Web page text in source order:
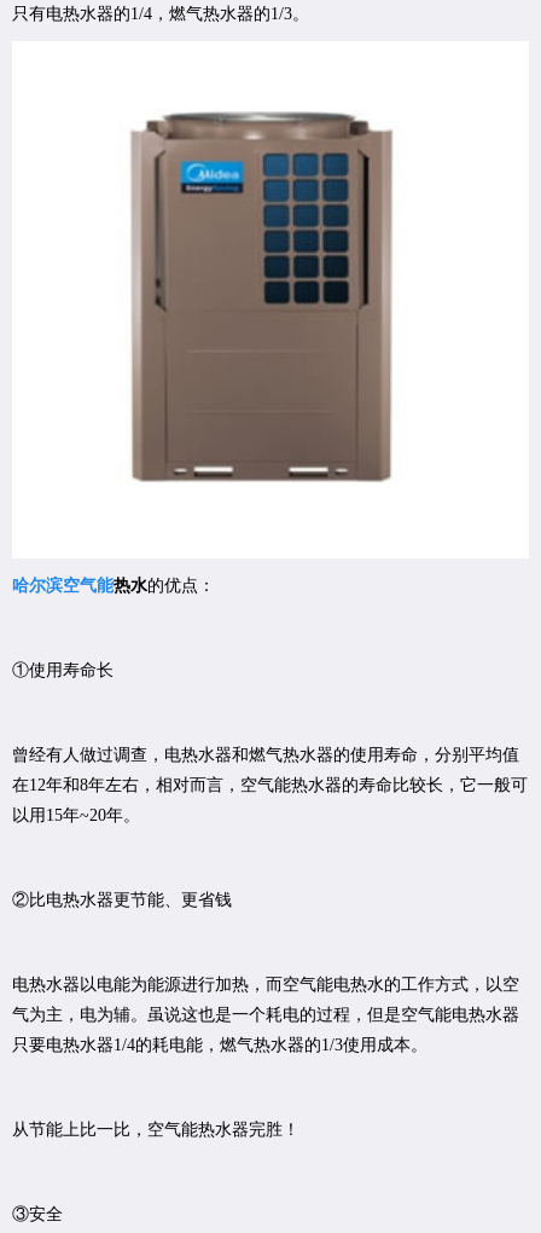
只有电热水器的1/4，燃气热水器的1/3。
哈尔滨空气能热水的优点：
①使用寿命长
曾经有人做过调查，电热水器和燃气热水器的使用寿命，分别平均值
在12年和8年左右，相对而言，空气能热水器的寿命比较长，它一般可
以用15年~20年。
②比电热水器更节能、更省钱
电热水器以电能为能源进行加热，而空气能电热水的工作方式，以空
气为主，电为辅。虽说这也是一个耗电的过程，但是空气能电热水器
只要电热水器1/4的耗电能，燃气热水器的1/3使用成本。
从节能上比一比，空气能热水器完胜！
③安全